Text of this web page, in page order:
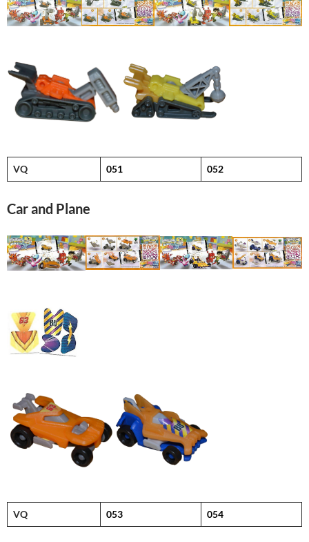
VQ 051 052
Car and Plane
VQ 053 054